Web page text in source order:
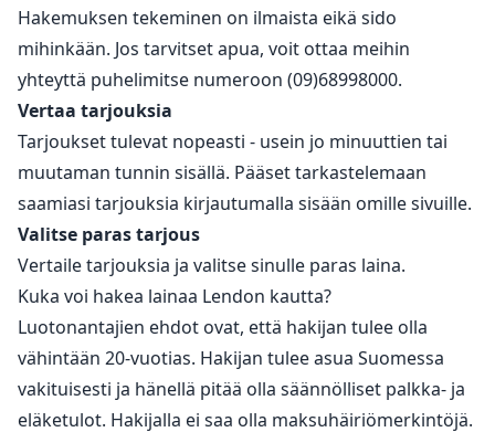
Hakemuksen tekeminen on ilmaista eikä sido
mihinkään. Jos tarvitset apua, voit ottaa meihin
yhteyttä puhelimitse numeroon (09)68998000.
Vertaa tarjouksia
Tarjoukset tulevat nopeasti - usein jo minuuttien tai
muutaman tunnin sisällä. Pääset tarkastelemaan
saamiasi tarjouksia kirjautumalla sisään omille sivuille.
Valitse paras tarjous
Vertaile tarjouksia ja valitse sinulle paras laina.
Kuka voi hakea lainaa Lendon kautta?
Luotonantajien ehdot ovat, että hakijan tulee olla
vähintään 20-vuotias. Hakijan tulee asua Suomessa
vakituisesti ja hänellä pitää olla säännölliset palkka- ja
eläketulot. Hakijalla ei saa olla maksuhäiriömerkintöjä.